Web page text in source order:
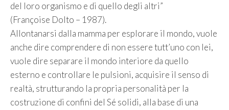
del loro organismo e di quello degli altri”
(Françoise Dolto – 1987).
Allontanarsi dalla mamma per esplorare il mondo, vuole
anche dire comprendere di non essere tutt’uno con lei,
vuole dire separare il mondo interiore da quello
esterno e controllare le pulsioni, acquisire il senso di
realtà, strutturando la propria personalità per la
costruzione di confini del Sé solidi, alla base di una